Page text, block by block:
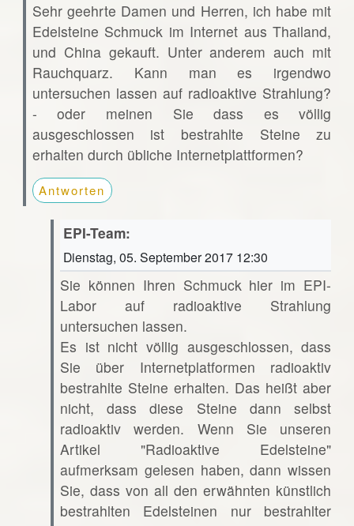
Sehr geehrte Damen und Herren, ich habe mit
Edelsteine Schmuck im Internet aus Thailand,
und China gekauft. Unter anderem auch mit
Rauchquarz. Kann man es irgendwo
untersuchen lassen auf radioaktive Strahlung?
- oder meinen Sie dass es völlig
ausgeschlossen ist bestrahlte Steine zu
erhalten durch übliche Internetplattformen?
Antworten
EPI-Team:
Dienstag, 05. September 2017 12:30
Sie können Ihren Schmuck hier im EPI-
Labor auf radioaktive Strahlung
untersuchen lassen.
Es ist nicht völlig ausgeschlossen, dass
Sie über Internetplatformen radioaktiv
bestrahlte Steine erhalten. Das heißt aber
nicht, dass diese Steine dann selbst
radioaktiv werden. Wenn Sie unseren
Artikel "Radioaktive Edelsteine"
aufmerksam gelesen haben, dann wissen
Sie, dass von all den erwähnten künstlich
bestrahlten Edelsteinen nur bestrahlter